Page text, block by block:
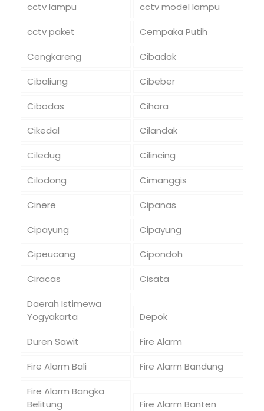
cctv lampu
cctv model lampu
cctv paket
Cempaka Putih
Cengkareng
Cibadak
Cibaliung
Cibeber
Cibodas
Cihara
Cikedal
Cilandak
Ciledug
Cilincing
Cilodong
Cimanggis
Cinere
Cipanas
Cipayung
Cipayung
Cipeucang
Cipondoh
Ciracas
Cisata
Daerah Istimewa
Yogyakarta
Depok
Duren Sawit
Fire Alarm
Fire Alarm Bali
Fire Alarm Bandung
Fire Alarm Bangka
Belitung
Fire Alarm Banten